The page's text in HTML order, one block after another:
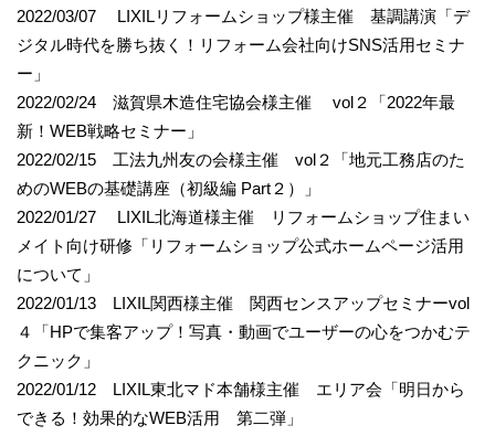
2022/03/07 LIXILリフォームショップ様主催 基調講演「デ
ジタル時代を勝ち抜く！リフォーム会社向けSNS活用セミナ
ー」
2022/02/24 滋賀県木造住宅協会様主催 vol２「2022年最
新！WEB戦略セミナー」
2022/02/15 工法九州友の会様主催 vol２「地元工務店のた
めのWEBの基礎講座（初級編 Part２）」
2022/01/27 LIXIL北海道様主催 リフォームショップ住まい
メイト向け研修「リフォームショップ公式ホームページ活用
について」
2022/01/13 LIXIL関西様主催 関西センスアップセミナーvol
４「HPで集客アップ！写真・動画でユーザーの心をつかむテ
クニック」
2022/01/12 LIXIL東北マド本舗様主催 エリア会「明日から
できる！効果的なWEB活用 第二弾」